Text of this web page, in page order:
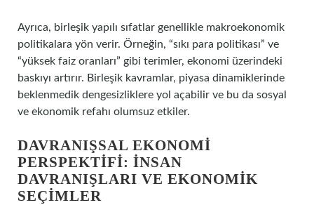
Ayrıca, birleşik yapılı sıfatlar genellikle makroekonomik
politikalara yön verir. Örneğin, “sıkı para politikası” ve
“yüksek faiz oranları” gibi terimler, ekonomi üzerindeki
baskıyı artırır. Birleşik kavramlar, piyasa dinamiklerinde
beklenmedik dengesizliklere yol açabilir ve bu da sosyal
ve ekonomik refahı olumsuz etkiler.
DAVRANIŞSAL EKONOMI
PERSPEKTIFI: İNSAN
DAVRANIŞLARI VE EKONOMIK
SEÇIMLER